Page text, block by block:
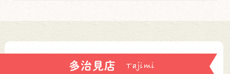
多治見店